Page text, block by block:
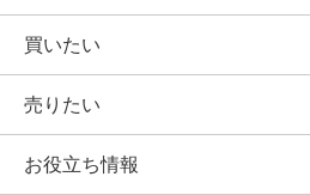
買いたい
売りたい
お役立ち情報